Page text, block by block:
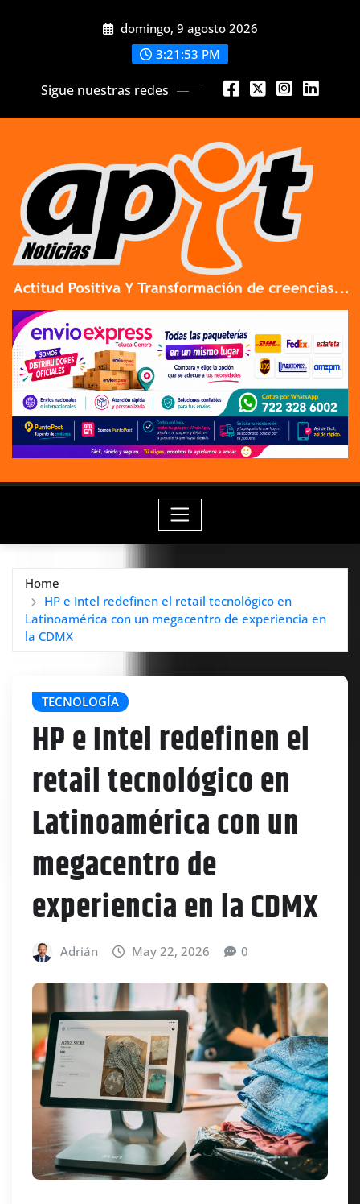
domingo, 9 agosto 2026
3:21:55 PM
Sigue nuestras redes
Home
HP e Intel redefinen el retail tecnológico en
Latinoamérica con un megacentro de experiencia en
la CDMX
TECNOLOGÍA
HP e Intel redefinen el
retail tecnológico en
Latinoamérica con un
megacentro de
experiencia en la CDMX
Adrián May 22, 2026 0